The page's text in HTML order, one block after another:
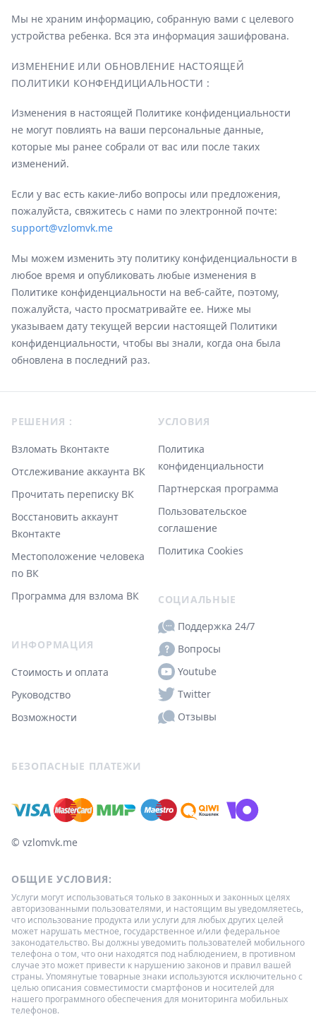
Мы не храним информацию, собранную вами с целевого
устройства ребенка. Вся эта информация зашифрована.
ИЗМЕНЕНИЕ ИЛИ ОБНОВЛЕНИЕ НАСТОЯЩЕЙ
ПОЛИТИКИ КОНФЕНДИЦИАЛЬНОСТИ :
Изменения в настоящей Политике конфиденциальности
не могут повлиять на ваши персональные данные,
которые мы ранее собрали от вас или после таких
изменений.
Если у вас есть какие-либо вопросы или предложения,
пожалуйста, свяжитесь с нами по электронной почте:
support@vzlomvk.me
Мы можем изменить эту политику конфиденциальности в
любое время и опубликовать любые изменения в
Политике конфиденциальности на веб-сайте, поэтому,
пожалуйста, часто просматривайте ее. Ниже мы
указываем дату текущей версии настоящей Политики
конфиденциальности, чтобы вы знали, когда она была
обновлена в последний раз.
РЕШЕНИЯ :
Взломать Вконтакте
Отслеживание аккаунта ВК
Прочитать переписку ВК
Восстановить аккаунт
Вконтакте
Местоположение человека
по ВК
Программа для взлома ВК
ИНФОРМАЦИЯ
Стоимость и оплата
Руководство
Возможности
УСЛОВИЯ
Политика
конфиденциальности
Партнерская программа
Пользовательское
соглашение
Политика Cookies
СОЦИАЛЬНЫЕ
Поддержка 24/7
Вопросы
Youtube
Twitter
Отзывы
БЕЗОПАСНЫЕ ПЛАТЕЖИ
© ‌vzlomvk.me
ОБЩИЕ УСЛОВИЯ:
Услуги могут использоваться только в законных и законных целях
авторизованными пользователями, и настоящим вы уведомляетесь,
что использование продукта или услуги для любых других целей
может нарушать местное, государственное и/или федеральное
законодательство. Вы должны уведомить пользователей мобильного
телефона о том, что они находятся под наблюдением, в противном
случае это может привести к нарушению законов и правил вашей
страны. Упомянутые товарные знаки используются исключительно с
целью описания совместимости смартфонов и носителей для
нашего программного обеспечения для мониторинга мобильных
телефонов.